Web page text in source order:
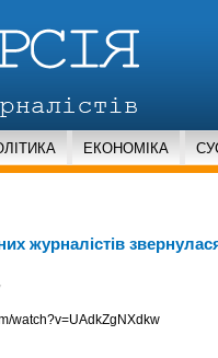
ЕКОНОМІКА
журналістів
watch?v=UAdkZgNXdkw